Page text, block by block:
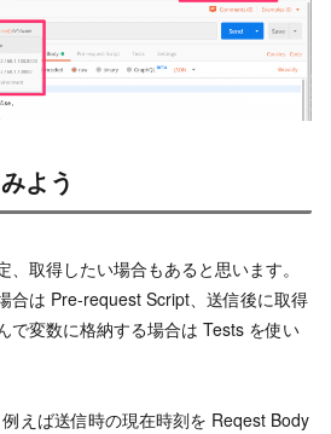
よう
取得したい場合もあると思います。
合は Pre-request Script、送信後に取得
で変数に格納する場合は Tests を使い
えば送信時の現在時刻を Reqest Body